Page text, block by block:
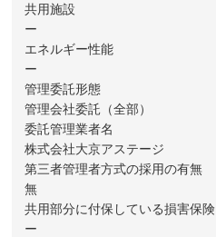
共用施設
ー
エネルギー性能
ー
管理委託形態
管理会社委託（全部）
委託管理業者名
株式会社大京アステージ
第三者管理者方式の採用の有無
無
共用部分に付保している損害保険
ー